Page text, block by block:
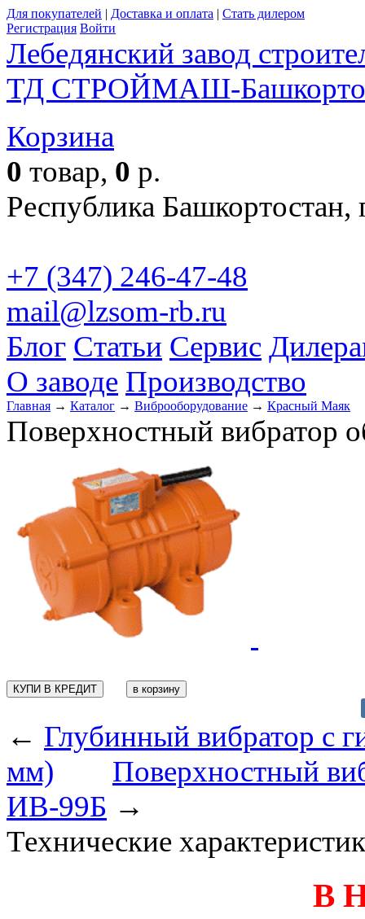
Для покупателей | Доставка и оплата | Стать дилером
Регистрация Войти
Лебедянский завод
ТД СТРОЙМАШ-
Корзина
0 товар, 0 р.
Республика
+7 (347) 246-47-48
mail@lzsom-rb.ru
Блог Статьи Сервис
О заводе Производство
Главная → Каталог → Виброоборудование → Красный Маяк
Поверхностный вибратор
КУПИ В КРЕДИТ
← Глубинный вибратор с
мм)
Поверхностный
ИВ-99Б →
Технические
В